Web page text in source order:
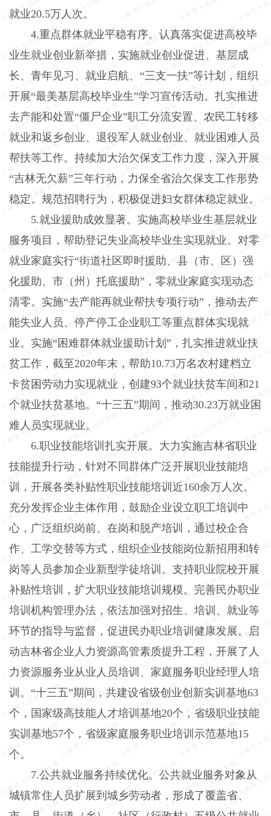
就业20.5万人次。
4.重点群体就业平稳有序。认真落实促进高校毕
业生就业创业新举措，实施就业创业促进、基层成
长、青年见习、就业启航、“三支一扶”等计划，组织
开展“最美基层高校毕业生”学习宣传活动。扎实推进
去产能和处置“僵尸企业”职工分流安置、农民工转移
就业和返乡创业、退役军人就业创业、就业困难人员
帮扶等工作。持续加大治欠保支工作力度，深入开展
“吉林无欠薪”三年行动，力保全省治欠保支工作形势
稳定。规范招聘行为，积极促进妇女群体稳定就业。
5.就业援助成效显著。实施高校毕业生基层就业
服务项目，帮助登记失业高校毕业生实现就业。对零
就业家庭实行“街道社区即时援助、县（市、区）强
化援助、市（州）托底援助”，零就业家庭实现动态
清零。实施“去产能再就业帮扶专项行动”，推动去产
能失业人员、停产停工企业职工等重点群体实现就
业。实施“困难群体就业援助计划”，扎实推进就业扶
贫工作，截至2020年末，帮助10.73万名农村建档立
卡贫困劳动力实现就业，创建93个就业扶贫车间和21
个就业扶贫基地。“十三五”期间，推动30.23万就业困
难人员实现就业。
6.职业技能培训扎实开展。大力实施吉林省职业
技能提升行动，针对不同群体广泛开展职业技能培
训，开展各类补贴性职业技能培训近160余万人次。
充分发挥企业主体作用，鼓励企业设立职工培训中
心，广泛组织岗前、在岗和脱产培训，通过校企合
作、工学交替等方式，组织企业技能岗位新招用和转
岗等人员参加企业新型学徒培训。支持职业院校开展
补贴性培训，扩大职业技能培训规模。完善民办职业
培训机构管理办法，依法加强对招生、培训、就业等
环节的指导与监督，促进民办职业培训健康发展。启
动吉林省企业人力资源高管素质提升工程，开展了人
力资源服务业从业人员培训、家庭服务职业经理人培
训。“十三五”期间，共建设省级创业创新实训基地63
个，国家级高技能人才培训基地20个，省级职业技能
实训基地57个，省级家庭服务职业培训示范基地15
个。
7.公共就业服务持续优化。公共就业服务对象从
城镇常住人员扩展到城乡劳动者，形成了覆盖省、